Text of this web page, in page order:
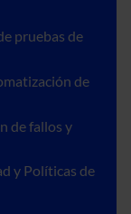
pruebas de
de
de fallos y
y Políticas de